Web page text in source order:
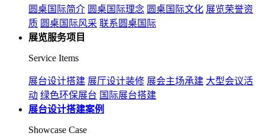
圆桌国际简介 圆桌国际理念 圆桌国际文化 展览荣誉资
质 圆桌国际风采 联系圆桌国际
展览服务项目
Service Items
展台设计搭建 展厅设计装修 展会主场承建 大型会议活
动 绿色环保展台 国际展台搭建
展台设计搭建案例
Showcase Case